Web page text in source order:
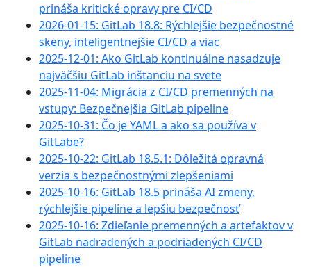
prináša kritické opravy pre CI/CD
2026-01-15: GitLab 18.8: Rýchlejšie bezpečnostné
skeny, inteligentnejšie CI/CD a viac
2025-12-01: Ako GitLab kontinuálne nasadzuje
najväčšiu GitLab inštanciu na svete
2025-11-04: Migrácia z CI/CD premenných na
vstupy: Bezpečnejšia GitLab pipeline
2025-10-31: Čo je YAML a ako sa používa v
GitLabe?
2025-10-22: GitLab 18.5.1: Dôležitá opravná
verzia s bezpečnostnými zlepšeniami
2025-10-16: GitLab 18.5 prináša AI zmeny,
rýchlejšie pipeline a lepšiu bezpečnosť
2025-10-16: Zdieľanie premenných a artefaktov v
GitLab nadradených a podriadených CI/CD
pipeline